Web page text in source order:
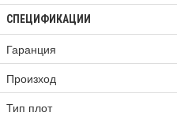
СПЕЦИФИКАЦИИ
Гаранция
Произход
Тип плот